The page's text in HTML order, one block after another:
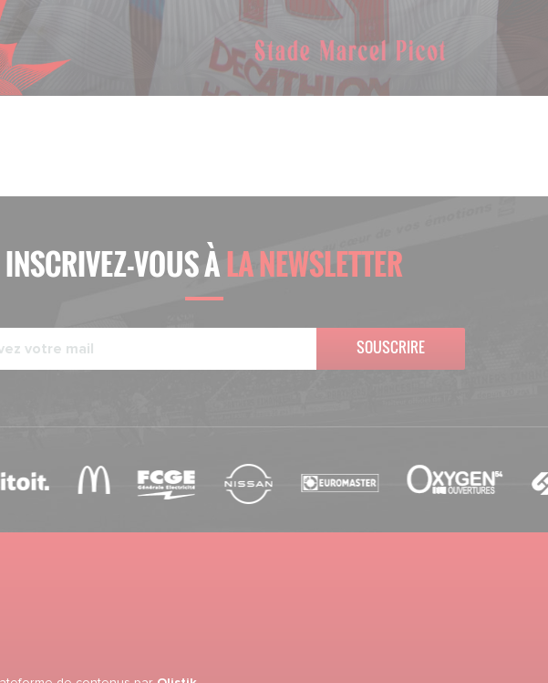
INSCRIVEZ-VOUS ÀLA NEWSLETTER
SOUSCRIRE